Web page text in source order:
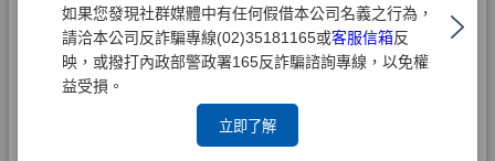
如果您發現社群媒體中有任何假借本公司名義之行為，
請洽本公司反詐騙專線(02)35181165或客服信箱反
映，或撥打內政部警政署165反詐騙諮詢專線，以免權
益受損。
立即了解